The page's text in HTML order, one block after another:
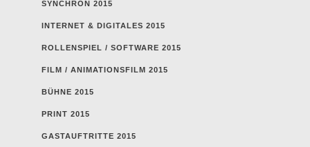
SYNCHRON 2015
INTERNET & DIGITALES 2015
ROLLENSPIEL / SOFTWARE 2015
FILM / ANIMATIONSFILM 2015
BÜHNE 2015
PRINT 2015
GASTAUFTRITTE 2015